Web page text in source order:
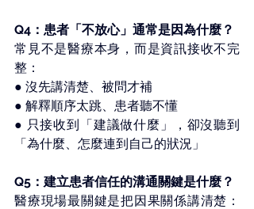
Q4：患者「不放心」通常是因為什麼？
常見不是醫療本身，而是資訊接收不完
整：
● 沒先講清楚、被問才補
● 解釋順序太跳、患者聽不懂
● 只接收到「建議做什麼」，卻沒聽到
「為什麼、怎麼連到自己的狀況」
Q5：建立患者信任的溝通關鍵是什麼？
醫療現場最關鍵是把因果關係講清楚：